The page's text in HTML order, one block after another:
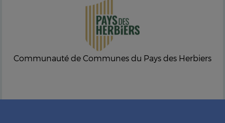
Communauté de Communes du Pays des Herbiers